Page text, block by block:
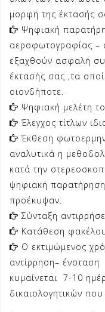
μορφή της έκτασής
Ψηφιακή
αεροφωτογραφίας –
εξαχθούν ασφαλή
έκτασής σας ,τα
οιονδήποτε.
Ψηφιακή μελέτη
Έλεγχος τίτλων
Έκθεση
αναλυτικά η
κατά την
ψηφιακή
προέκυψαν.
Σύνταξη
Κατάθεση
Ο εκτιμώμενος
αντίρρηση–
κυμαίνεται 7-10
δικαιολογητικών